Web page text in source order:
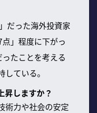
だった海外投資家
」程度に下がっ
たことを考える
ている。
昇しますか？
術力や社会の安定